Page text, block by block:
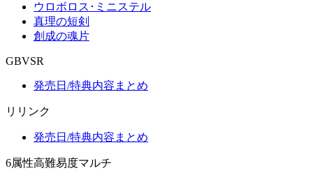
ウロボロス･ミニステル
真理の短剣
創成の魂片
GBVSR
発売日/特典内容まとめ
リリンク
発売日/特典内容まとめ
6属性高難易度マルチ